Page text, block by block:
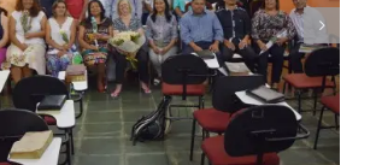
Nacional ITEJ inicia sua 43ª
Turma